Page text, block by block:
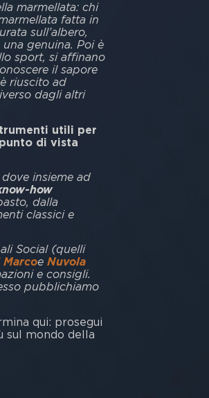
marmellata: chi
fatta in
sull’albero,
genuina. Poi è
sport, si affinano
il sapore
riuscito ad
dagli altri
utili per
di vista
insieme ad
how
dalla
classici e
Social (quelli
Marcoe Nuvola
e consigli.
pubblichiamo
qui: prosegui
sul mondo della